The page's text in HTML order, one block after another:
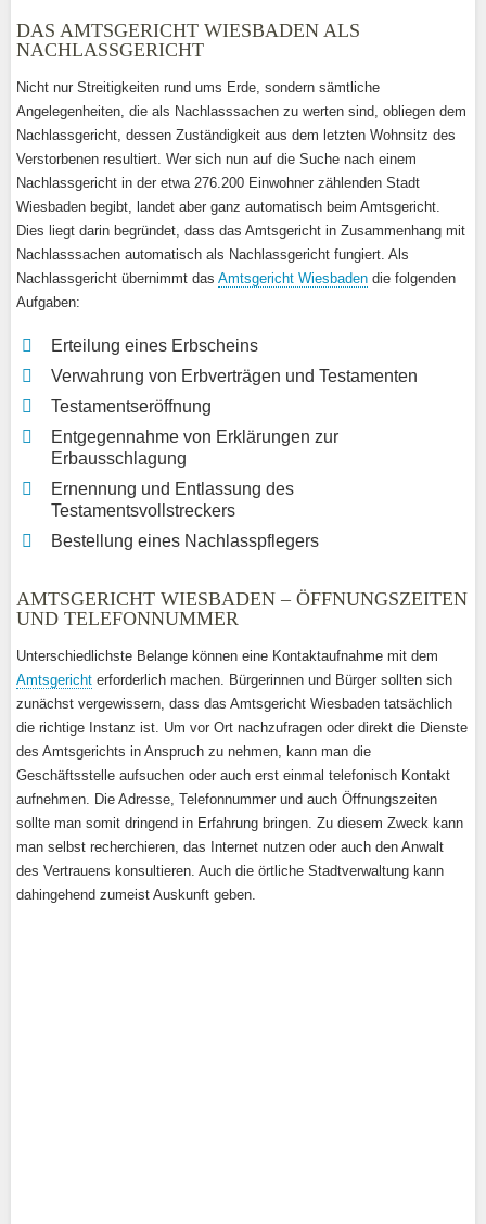
DAS AMTSGERICHT WIESBADEN ALS
NACHLASSGERICHT
Nicht nur Streitigkeiten rund ums Erde, sondern sämtliche
Angelegenheiten, die als Nachlasssachen zu werten sind, obliegen dem
Nachlassgericht, dessen Zuständigkeit aus dem letzten Wohnsitz des
Verstorbenen resultiert. Wer sich nun auf die Suche nach einem
Nachlassgericht in der etwa 276.200 Einwohner zählenden Stadt
Wiesbaden begibt, landet aber ganz automatisch beim Amtsgericht.
Dies liegt darin begründet, dass das Amtsgericht in Zusammenhang mit
Nachlasssachen automatisch als Nachlassgericht fungiert. Als
Nachlassgericht übernimmt das Amtsgericht Wiesbaden die folgenden
Aufgaben:
Erteilung eines Erbscheins
Verwahrung von Erbverträgen und Testamenten
Testamentseröffnung
Entgegennahme von Erklärungen zur
Erbausschlagung
Ernennung und Entlassung des
Testamentsvollstreckers
Bestellung eines Nachlasspflegers
AMTSGERICHT WIESBADEN – ÖFFNUNGSZEITEN
UND TELEFONNUMMER
Unterschiedlichste Belange können eine Kontaktaufnahme mit dem
Amtsgericht erforderlich machen. Bürgerinnen und Bürger sollten sich
zunächst vergewissern, dass das Amtsgericht Wiesbaden tatsächlich
die richtige Instanz ist. Um vor Ort nachzufragen oder direkt die Dienste
des Amtsgerichts in Anspruch zu nehmen, kann man die
Geschäftsstelle aufsuchen oder auch erst einmal telefonisch Kontakt
aufnehmen. Die Adresse, Telefonnummer und auch Öffnungszeiten
sollte man somit dringend in Erfahrung bringen. Zu diesem Zweck kann
man selbst recherchieren, das Internet nutzen oder auch den Anwalt
des Vertrauens konsultieren. Auch die örtliche Stadtverwaltung kann
dahingehend zumeist Auskunft geben.